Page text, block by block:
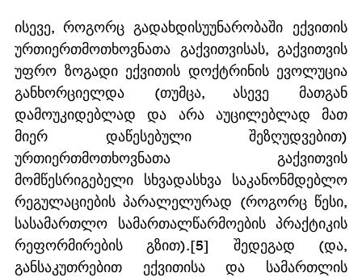
ისევე, როგორც გადახდისუუნარობაში ექვითის
ურთიერთმოთხოვნათა გაქვითვისას, გაქვითვის
უფრო ზოგადი ექვითის დოქტრინის ევოლუცია
განხორციელდა (თუმცა, ასევე მათგან
დამოუკიდებლად და არა აუცილებლად მათ
მიერ დაწესებული შეზღუდვებით)
ურთიერთმოთხოვნათა გაქვითვის
მომწესრიგებელი სხვადასხვა საკანონმდებლო
რეგულაციების პარალელურად (როგორც წესი,
სასამართლო სამართალწარმოების პრაქტიკის
რეფორმირების გზით).[5] შედეგად (და,
განსაკუთრებით ექვითისა და სამართლის